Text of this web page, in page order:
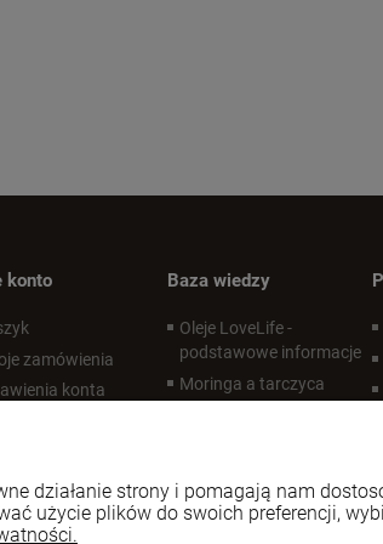
konto
zamówienia
konta
Baza wiedzy
Oleje LoveLife -
podstawowe informacje
Moringa a tarczyca
Zdrowe oczy
działanie strony i pomagają nam
użycie plików do swoich preferencji,